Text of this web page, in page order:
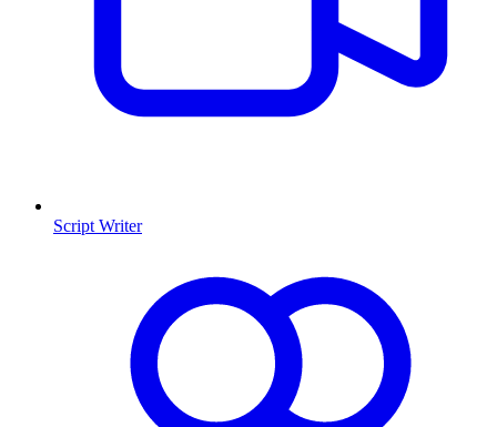
Script Writer